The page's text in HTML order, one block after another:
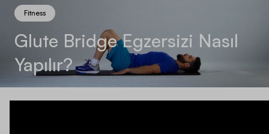
Fitness
Glute Bridge Egzersizi Nasıl
Yapılır?